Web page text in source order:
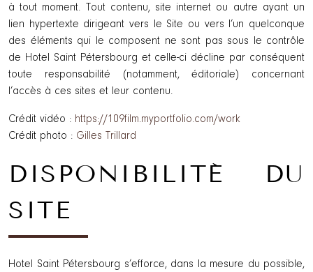
à tout moment. Tout contenu, site internet ou autre ayant un
lien hypertexte dirigeant vers le Site ou vers l’un quelconque
des éléments qui le composent ne sont pas sous le contrôle
de Hotel Saint Pétersbourg et celle-ci décline par conséquent
toute responsabilité (notamment, éditoriale) concernant
l’accès à ces sites et leur contenu.
Crédit vidéo : https://109film.myportfolio.com/work
Crédit photo : Gilles Trillard
DISPONIBILITÉ DU
SITE
Hotel Saint Pétersbourg s’efforce, dans la mesure du possible,